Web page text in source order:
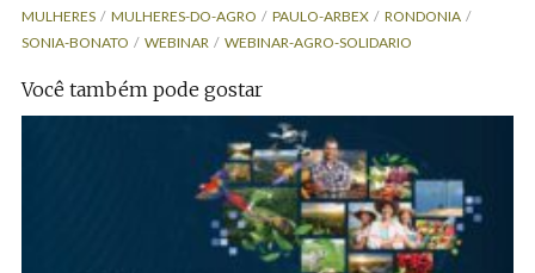
MULHERES
MULHERES-DO-AGRO PAULO-ARBEX
RONDONIA
SONIA-BONATO
WEBINAR WEBINAR-AGRO-SOLIDARIO
Você também pode gostar